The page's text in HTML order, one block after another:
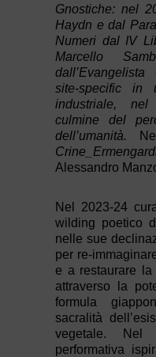
Gnostiche: nel
Haydn e dal
Numeri dal IV
Marcello
site-specific in
industriale, nel
culmine del
dell’umanità.
Alessandro
Nel 2023-24
wilding poetico
nelle sue
per re-
e a restaurare la
attraverso la
formula
sacralità
vegetale. Nel
performativa